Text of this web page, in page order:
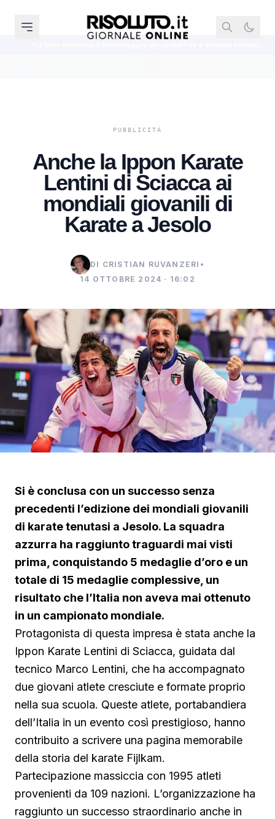
Anche la Ippon Karate
Lentini di Sciacca ai
mondiali giovanili di
Karate a Jesolo
DI CRISTIAN RUVANZERI •
14 OTTOBRE 2024 · 16:02
Si è conclusa con un successo senza
precedenti l’edizione dei mondiali giovanili
di karate tenutasi a Jesolo. La squadra
azzurra ha raggiunto traguardi mai visti
prima, conquistando 5 medaglie d’oro e un
totale di 15 medaglie complessive, un
risultato che l’Italia non aveva mai ottenuto
in un campionato mondiale.
Protagonista di questa impresa è stata anche la
Ippon Karate Lentini di Sciacca, guidata dal
tecnico Marco Lentini, che ha accompagnato
due giovani atlete cresciute e formate proprio
nella sua scuola. Queste atlete, portabandiera
dell’Italia in un evento così prestigioso, hanno
contribuito a scrivere una pagina memorabile
della storia del karate Fijlkam.
Partecipazione massiccia con 1995 atleti
provenienti da 109 nazioni. L’organizzazione ha
raggiunto un successo straordinario anche in